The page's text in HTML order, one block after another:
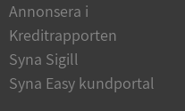
Annonsera i
Kreditrapporten
Syna Sigill
Syna Easy kundportal